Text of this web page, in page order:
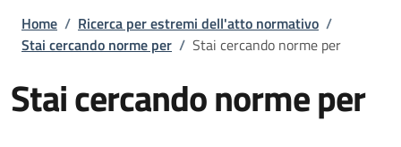
Briciole di pane
Home / Ricerca per estremi dell'atto normativo /
Stai cercando norme per / Stai cercando norme per
Stai cercando norme per